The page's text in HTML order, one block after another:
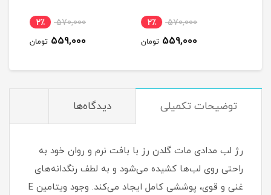
570,000 2٪
559,000 تومان
570,000 2٪
559,000 تومان
توضیحات تکمیلی دیدگاه‌ها
رژ لب مدادی مات گلدن رز با بافت نرم و روان خود به
راحتی روی لب‌ها کشیده می‌شود و به لطف رنگدانه‌های
غنی و قوی، پوششی کامل ایجاد می‌کند. وجود ویتامین E